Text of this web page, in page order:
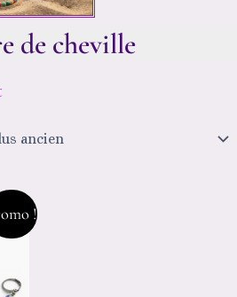
de cheville
!